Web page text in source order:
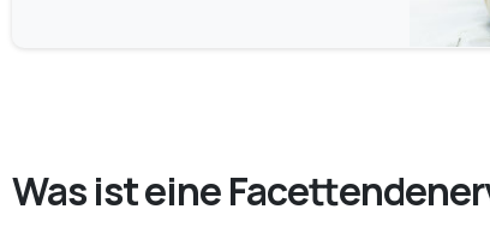
Was ist eine